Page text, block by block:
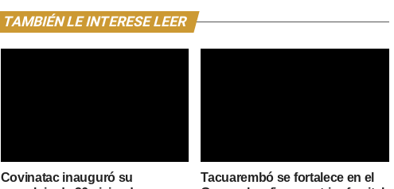
TAMBIÉN LE INTERESE LEER
Covinatac inauguró su
Tacuarembó se fortalece en el